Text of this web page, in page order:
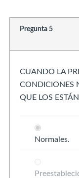
Pregunta 5
CUANDO LA
CONDICIONES
QUE LOS
Normales.